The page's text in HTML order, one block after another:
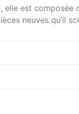
elle est composée
neuves qu’il